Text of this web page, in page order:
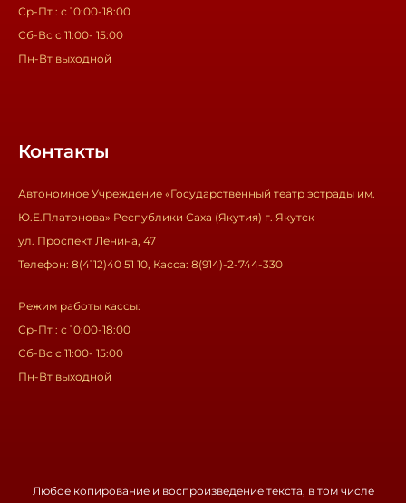
Ср-Пт : с 10:00-18:00
Сб-Вс с 11:00- 15:00
Пн-Вт выходной
Контакты
Автономное Учреждение «Государственный театр эстрады им.
Ю.Е.Платонова» Республики Саха (Якутия) г. Якутск
ул. Проспект Ленина, 47
Телефон: 8(4112)40 51 10, Касса: 8(914)-2-744-330
Режим работы кассы:
Ср-Пт : с 10:00-18:00
Сб-Вс с 11:00- 15:00
Пн-Вт выходной
Любое копирование и воспроизведение текста, в том числе